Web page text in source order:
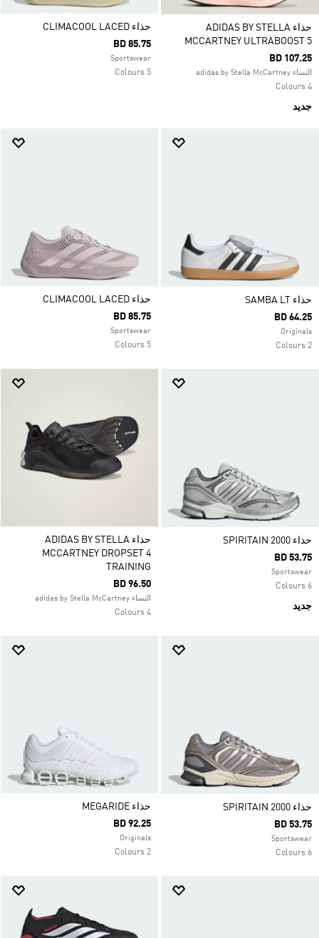
حذاء ADIDAS BY STELLA
MCCARTNEY ULTRABOOST 5
BD 107.25
النساء adidas by Stella McCartney
4 Colours
جديد
حذاء CLIMACOOL LACED
BD 85.75
Sportswear
5 Colours
حذاء SAMBA LT
BD 64.25
Originals
2 Colours
حذاء CLIMACOOL LACED
BD 85.75
Sportswear
5 Colours
حذاء SPIRITAIN 2000
BD 53.75
Sportswear
6 Colours
جديد
حذاء ADIDAS BY STELLA
MCCARTNEY DROPSET 4
TRAINING
BD 96.50
النساء adidas by Stella McCartney
4 Colours
حذاء SPIRITAIN 2000
BD 53.75
Sportswear
6 Colours
حذاء MEGARIDE
BD 92.25
Originals
2 Colours